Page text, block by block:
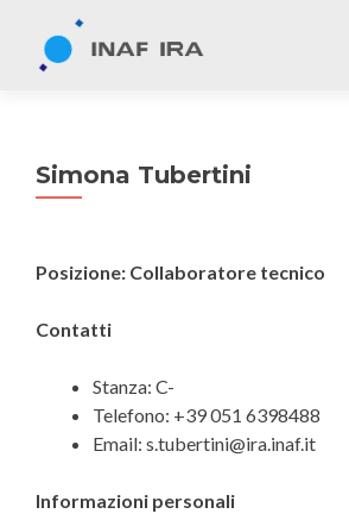
Simona Tubertini
Posizione: Collaboratore tecnico
Contatti
Stanza: C-
Telefono: +39 051 6398488
Email: s.tubertini@ira.inaf.it
Informazioni personali